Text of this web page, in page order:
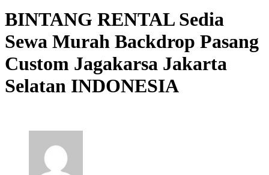
BINTANG RENTAL Sedia
Sewa Murah Backdrop Pasang
Custom Jagakarsa Jakarta
Selatan INDONESIA